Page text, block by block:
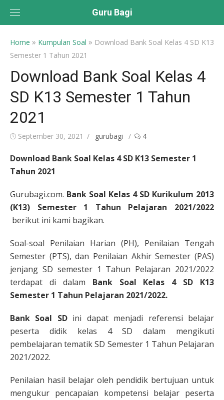
Guru Bagi
Home » Kumpulan Soal » Download Bank Soal Kelas 4 SD K13
Semester 1 Tahun 2021
Download Bank Soal Kelas 4
SD K13 Semester 1 Tahun
2021
Posted
September 30, 2021 Author
gurubagi 4
Download Bank Soal Kelas 4 SD K13 Semester 1
Tahun 2021
Gurubagi.com. Bank Soal Kelas 4 SD Kurikulum 2013
(K13) Semester 1 Tahun Pelajaran 2021/2022
berikut ini kami bagikan.
Soal-soal Penilaian Harian (PH), Penilaian Tengah
Semester (PTS), dan Penilaian Akhir Semester (PAS)
jenjang SD semester 1 Tahun Pelajaran 2021/2022
terdapat di dalam Bank Soal Kelas 4 SD K13
Semester 1 Tahun Pelajaran 2021/2022.
Bank Soal SDini dapat menjadi referensi belajar
peserta didik kelas 4 SD dalam mengikuti
pembelajaran tematik SD Semester 1 Tahun Pelajaran
2021/2022.
Penilaian hasil belajar oleh pendidik bertujuan untuk
mengukur pencapaian kompetensi belajar peserta